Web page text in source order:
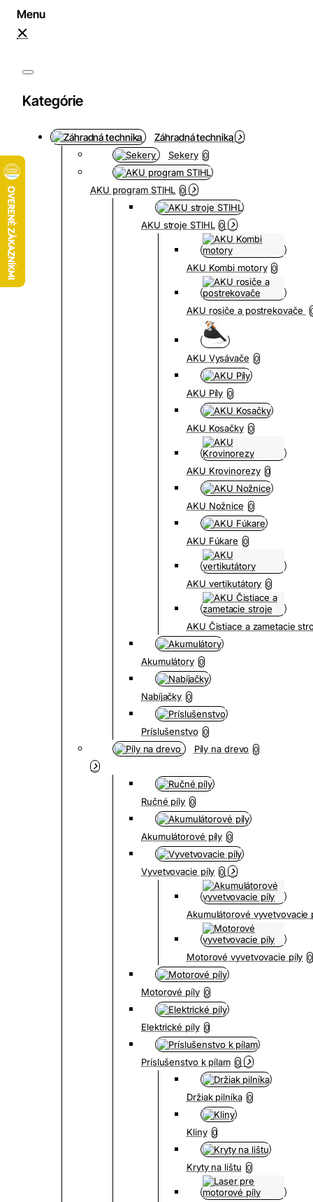
Kategórie
Záhradná technika
Sekery 0
AKU program STIHL 0
AKU stroje STIHL 0
AKU Kombi motory 0
AKU rosiče a postrekovače
AKU Vysávače 0
AKU Píly 0
AKU Kosačky 0
AKU Krovinorezy 0
AKU Nožnice 0
AKU Fúkare 0
AKU vertikutátory 0
AKU Čistiace a zametacie
Akumulátory 0
Nabíjačky 0
Príslušenstvo 0
Píly na drevo 0
Ručné píly 0
Akumulátorové píly 0
Vyvetvovacie píly 0
Akumulátorové vyvetvovacie
Motorové vyvetvovacie píly 0
Motorové píly 0
Elektrické píly 0
Príslušenstvo k pílam 0
Držiak pilníka 0
Kliny 0
Kryty na lištu 0